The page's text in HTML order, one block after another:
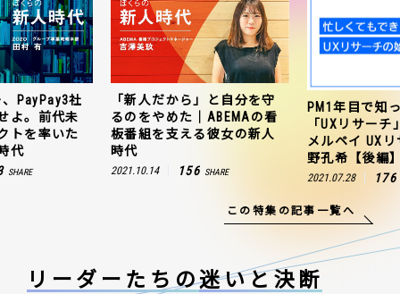
PayPay3社
よ。前代未
トを率いた
代
SHARE
「新人だから」と自分を守
るのをやめた｜ABEMAの看
板番組を支える彼女の新人
時代
2021.10.14 156 SHARE
PM1年目で知
「UXリサー
メルペイ UX
野孔希【後編
2021.07.28 176
この特集の記事一覧へ
リーダーたちの迷いと決断